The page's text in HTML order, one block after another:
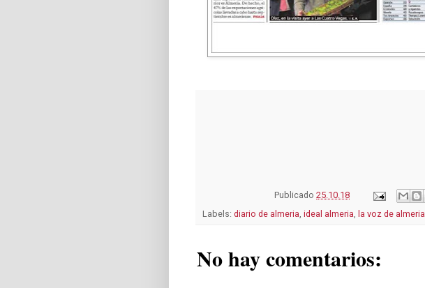
Publicado 25.10.18
Labels: diario de almeria, ideal almeria, la voz de almeria
No hay comentarios: